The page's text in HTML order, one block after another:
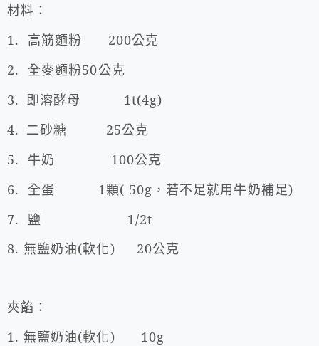
材料：
1. 高筋麵粉 200公克
2. 全麥麵粉50公克
3. 即溶酵母
1t(4g)
4. 二砂糖 25公克
5. 牛奶 100公克
6. 全蛋 1 顆( 50g ，若不足就用牛奶補足)
7. 鹽 1/2t
8. 無鹽奶油(軟化) 20公克
夾餡：
1. 無鹽奶油(軟化) 10g